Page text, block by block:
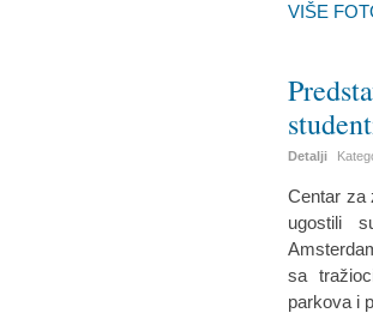
VIŠE
Detalji
Centar za
ugostili
sa
parkova i